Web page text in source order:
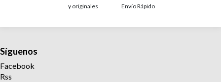
y originales
Envío Rápido
Síguenos
Facebook
Rss